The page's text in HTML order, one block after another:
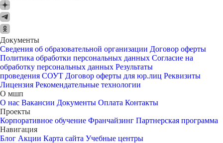
Документы
Сведения об образовательной организации Договор оферты
Политика обработки персональных данных Согласие на
обработку персональных данных Результаты
проведения СОУТ Договор оферты для юр.лиц Реквизиты
Лицензия Рекомендательные технологии
О мшп
О нас Вакансии Документы Оплата Контакты
Проекты
Корпоративное обучение Франчайзинг Партнерская программа
Навигация
Блог Акции Карта сайта Учебные центры